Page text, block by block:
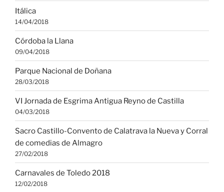
Itálica
14/04/2018
Córdoba la Llana
09/04/2018
Parque Nacional de Doñana
28/03/2018
VI Jornada de Esgrima Antigua Reyno de Castilla
04/03/2018
Sacro Castillo-Convento de Calatrava la Nueva y Corral
de comedias de Almagro
27/02/2018
Carnavales de Toledo 2018
12/02/2018